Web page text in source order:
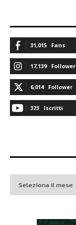
31,015 Fans
17,139 Follower
6,014 Follower
323 Iscritti